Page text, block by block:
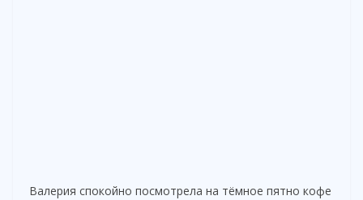
Валерия спокойно посмотрела на тёмное пятно кофе